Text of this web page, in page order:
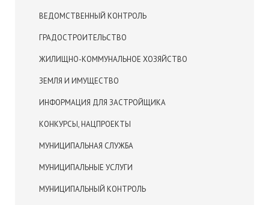
ВЕДОМСТВЕННЫЙ КОНТРОЛЬ
ГРАДОСТРОИТЕЛЬСТВО
ЖИЛИЩНО-КОММУНАЛЬНОЕ ХОЗЯЙСТВО
ЗЕМЛЯ И ИМУЩЕСТВО
ИНФОРМАЦИЯ ДЛЯ ЗАСТРОЙЩИКА
КОНКУРСЫ, НАЦПРОЕКТЫ
МУНИЦИПАЛЬНАЯ СЛУЖБА
МУНИЦИПАЛЬНЫЕ УСЛУГИ
МУНИЦИПАЛЬНЫЙ КОНТРОЛЬ